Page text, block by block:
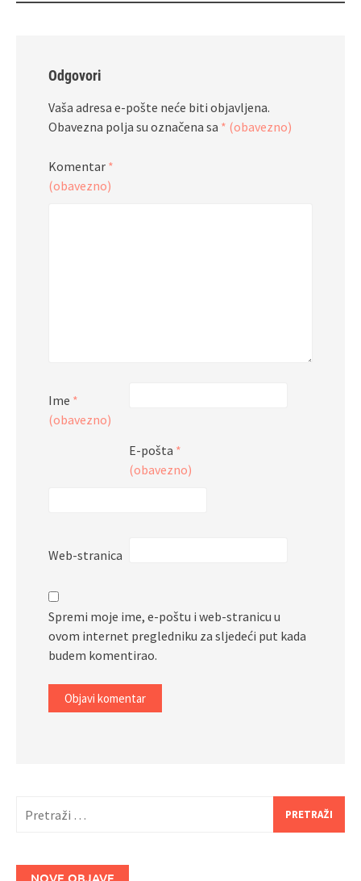
Odgovori
Vaša adresa e-pošte neće biti objavljena.
Obavezna polja su označena sa * (obavezno)
Komentar *
(obavezno)
Ime *
(obavezno)
E-pošta *
(obavezno)
Web-stranica
Spremi moje ime, e-poštu i web-stranicu u
ovom internet pregledniku za sljedeći put kada
budem komentirao.